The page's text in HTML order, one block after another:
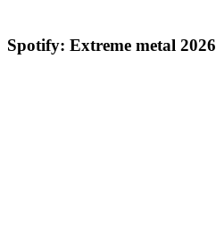
Spotify: Extreme metal 2026